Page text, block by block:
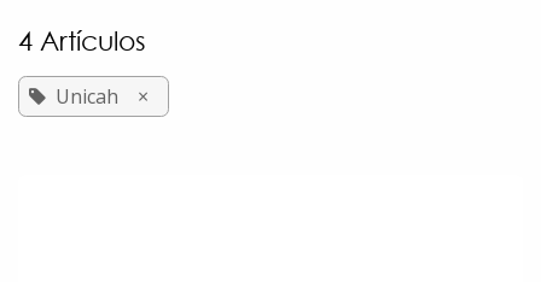
4 Artículos
Unicah ×